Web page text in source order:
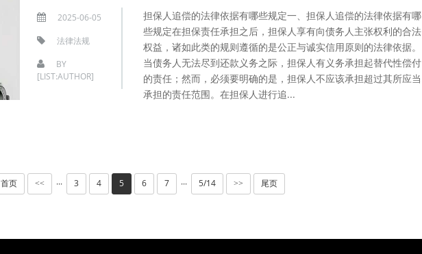
2025-06-05
法律法规
BY
[LIST:AUTHOR]
担保人追偿的法律依据有哪些规定一、担保人追偿的法律依据有哪
些规定在担保责任承担之后，担保人享有向债务人主张权利的合法
权益，诸如此类的规则遵循的是公正与诚实信用原则的法律依据。
当债务人无法尽到还款义务之际，担保人有义务承担起替代性偿付
的责任；然而，必须要明确的是，担保人不应该承担超过其所应当
承担的责任范围。在担保人进行追...
首页 << ··· 3 4 5 6 7 ··· 5/14 >> 尾页